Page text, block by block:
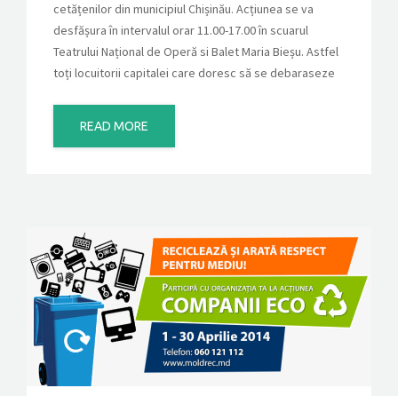
cetățenilor din municipiul Chișinău. Acțiunea se va
desfășura în intervalul orar 11.00-17.00 în scuarul
Teatrului Național de Operă si Balet Maria Bieșu. Astfel
toți locuitorii capitalei care doresc să se debaraseze
READ MORE